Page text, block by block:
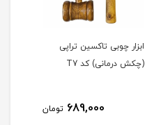
ابزار چوبی تاکسین تراپی
(چکش درمانی) کد T7
689,000 تومان